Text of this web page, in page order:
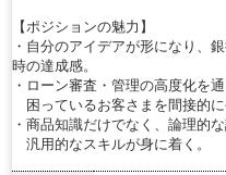
【ポジションの魅力】
・自分のアイデアが形になり、
時の達成感。
・ローン審査・管理の高度化を
困っているお客さまを間接的に
・商品知識だけでなく、論理的
汎用的なスキルが身に着く。